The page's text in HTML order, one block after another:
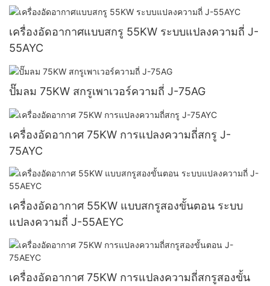
เครื่องอัดอากาศแบบสกรู 55KW ระบบแปลงความถี่ J-
55AYC
ปั๊มลม 75KW สกรูเพาเวอร์ความถี่ J-75AG
เครื่องอัดอากาศ 75KW การแปลงความถี่สกรู J-
75AYC
เครื่องอัดอากาศ 55KW แบบสกรูสองขั้นตอน ระบบ
แปลงความถี่ J-55AEYC
เครื่องอัดอากาศ 75KW การแปลงความถี่สกรูสองขั้น